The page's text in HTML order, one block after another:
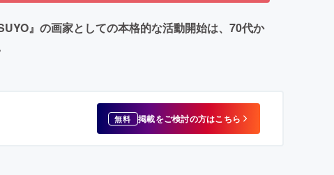
』の画家としての本格的な活動開始は、70代か
無料 掲載をご検討の方はこちら